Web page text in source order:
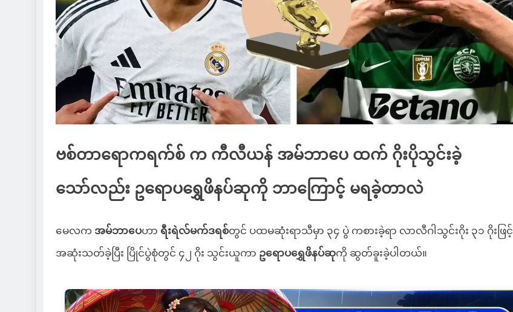
ဗစ်တာရောကရက်စ် က ကီလီယန် အမ်ဘာပေ ထက် ဂိုးပိုသွင်းခဲ့
သော်လည်း ဥရောပရွှေဖိနပ်ဆုကို ဘာကြောင့် မရခဲ့တာလဲ
မေလက အမ်ဘာပေဟာ ရီးရဲလ်မက်ဒရစ်တွင် ပထမဆုံးရာသီမှာ ၃၄ ပွဲ ကစားခဲ့ရာ လာလီဂါသွင်းဂိုး ၃၁ ဂိုးဖြင့်
အဆုံးသတ်ခဲ့ပြီး ပြိုင်ပွဲစုံတွင် ၄၂ ဂိုး သွင်းယူကာ ဥရောပရွှေဖိနပ်ဆုကို ဆွတ်ခူးခဲ့ပါတယ်။